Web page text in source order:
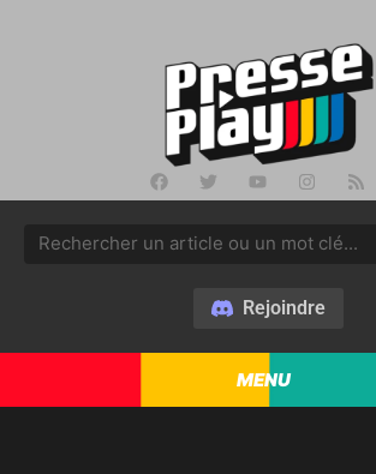
Rejoindre
MENU